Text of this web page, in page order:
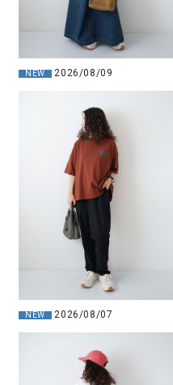
NEW 2026/08/09
NEW 2026/08/07